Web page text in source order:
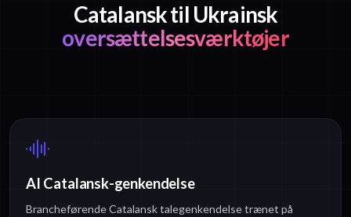
Catalansk til Ukrainsk
oversættelsesværktøjer
AI Catalansk-genkendelse
Brancheførende Catalansk talegenkendelse trænet på